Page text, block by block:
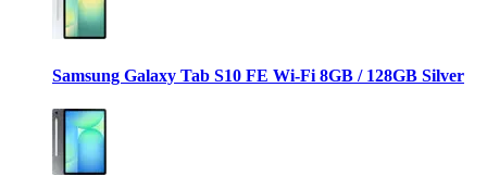
Samsung Galaxy Tab S10 FE Wi-Fi 8GB / 128GB Silver